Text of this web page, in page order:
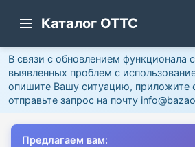
Каталог ОТТС
В связи с обновлением функционала
выявленных проблем с
опишите Вашу ситуацию, приложите
отправьте запрос на почту
Предлагаем вам: